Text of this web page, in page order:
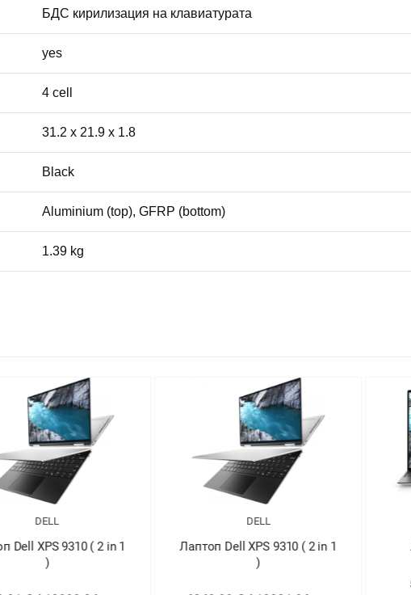
БДС кирилизация на клавиатурата
yes
4 cell
31.2 x 21.9 x 1.8
Black
Aluminium (top), GFRP (bottom)
1.39 kg
Лаптоп Dell XPS 9310 ( 2 in 1
Лаптоп Dell XPS 9310